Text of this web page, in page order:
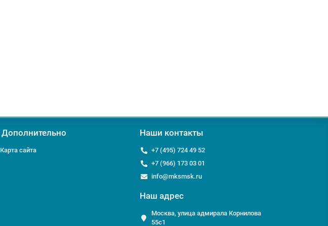
Дополнительно
Карта сайта
Наши контакты
+7 (495) 724 49 52
+7 (966) 173 03 01
info@mksmsk.ru
Наш адрес
Москва, улица адмирала Корнилова
55с1